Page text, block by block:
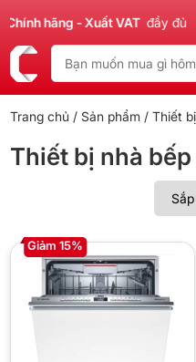
hãng - Xuất VAT đầy đủ
Trang chủ / Sản phẩm / Thiết
Thiết bị nhà bếp
Giảm 15%